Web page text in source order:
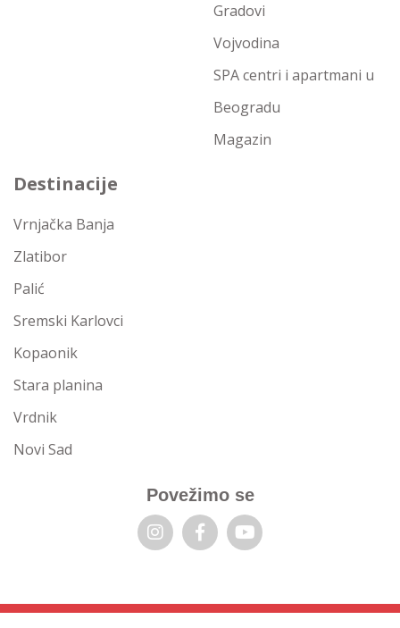
Gradovi
Vojvodina
SPA centri i apartmani u
Beogradu
Magazin
Destinacije
Vrnjačka Banja
Zlatibor
Palić
Sremski Karlovci
Kopaonik
Stara planina
Vrdnik
Novi Sad
Povežimo se